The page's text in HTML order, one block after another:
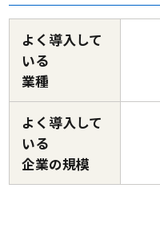
よく導入して
いる
業種
よく導入して
いる
企業の規模